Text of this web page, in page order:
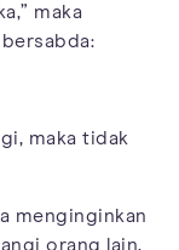
maka
bersabda:
maka tidak
menginginkan
orang lain,